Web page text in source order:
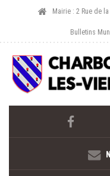
Mairie : 2 Rue de
Bulletins